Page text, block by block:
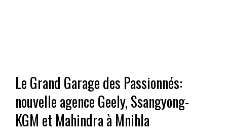
Le Grand Garage des Passionnés:
nouvelle agence Geely, Ssangyong-
KGM et Mahindra à Mnihla